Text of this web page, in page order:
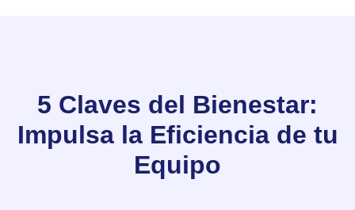
5 Claves del Bienestar:
Impulsa la Eficiencia de tu
Equipo